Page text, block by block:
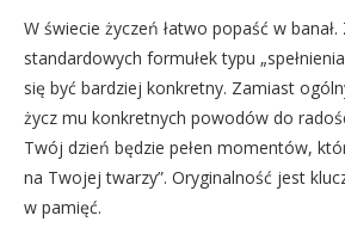
W świecie życzeń łatwo popaść w
standardowych formułek typu
się być bardziej konkretny. Zamiast
życz mu konkretnych powodów do
Twój dzień będzie pełen momentów,
na Twojej twarzy”. Oryginalność jest
w pamięć.